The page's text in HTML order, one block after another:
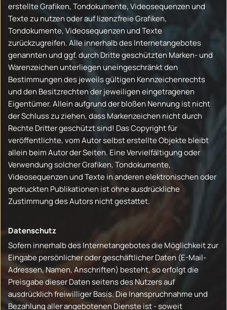
erstellte Grafiken, Tondokumente, Videosequenzen und
Texte zu nutzen oder auf lizenzfreie Grafiken,
Tondokumente, Videosequenzen und Texte
zurückzugreifen. Alle innerhalb des Internetangebotes
genannten und ggf. durch Dritte geschützten Marken- und
Warenzeichen unterliegen uneingeschränkt den
Bestimmungen des jeweils gültigen Kennzeichenrechts
und den Besitzrechten der jeweiligen eingetragenen
Eigentümer. Allein aufgrund der bloßen Nennung ist nicht
der Schluss zu ziehen, dass Markenzeichen nicht durch
Rechte Dritter geschützt sind! Das Copyright für
veröffentlichte, vom Autor selbst erstellte Objekte bleibt
allein beim Autor der Seiten. Eine Vervielfältigung oder
Verwendung solcher Grafiken, Tondokumente,
Videosequenzen und Texte in anderen elektronischen oder
gedruckten Publikationen ist ohne ausdrückliche
Zustimmung des Autors nicht gestattet.
Datenschutz
Sofern innerhalb des Internetangebotes die Möglichkeit zur
Eingabe persönlicher oder geschäftlicher Daten (E-Mail-
Adressen, Namen, Anschriften) besteht, so erfolgt die
Preisgabe dieser Daten seitens des Nutzers auf
ausdrücklich freiwilliger Basis. Die Inanspruchnahme und
Bezahlung aller angebotenen Dienste ist - soweit